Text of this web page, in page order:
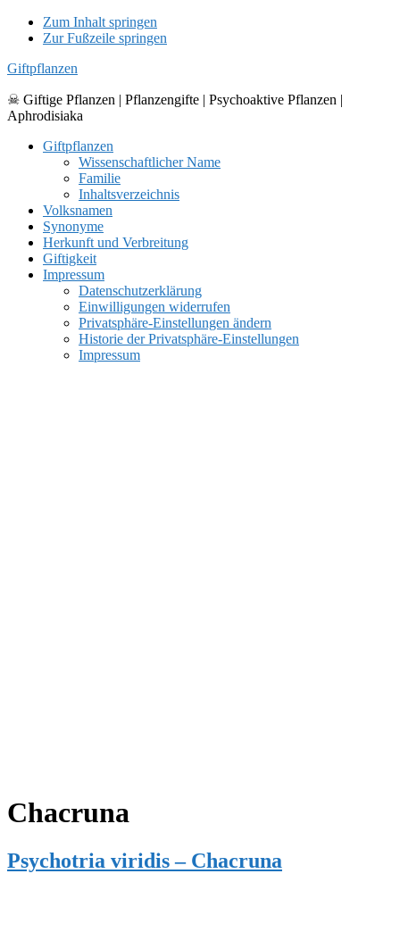
Zum Inhalt springen
Zur Fußzeile springen
Giftpflanzen
☠ Giftige Pflanzen | Pflanzengifte | Psychoaktive Pflanzen |
Aphrodisiaka
Giftpflanzen
Wissenschaftlicher Name
Familie
Inhaltsverzeichnis
Volksnamen
Synonyme
Herkunft und Verbreitung
Giftigkeit
Impressum
Datenschutzerklärung
Einwilligungen widerrufen
Privatsphäre-Einstellungen ändern
Historie der Privatsphäre-Einstellungen
Impressum
Chacruna
Psychotria viridis – Chacruna